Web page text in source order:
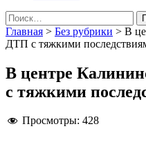
Найти:
Главная > Без рубрики > В
ДТП с тяжкими
В центре
с тяжкими
Просмотры: 428